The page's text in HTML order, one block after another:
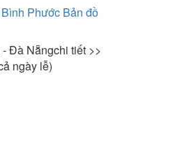
Bình Phước Bản đồ
Đà Nẵngchi tiết >>
ngày lễ)